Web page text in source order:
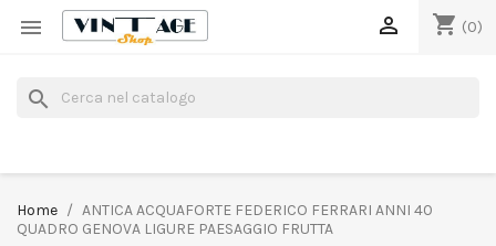
 shopping_cart (0)

search
Home
ANTICA ACQUAFORTE FEDERICO FERRARI ANNI 40
QUADRO GENOVA LIGURE PAESAGGIO FRUTTA